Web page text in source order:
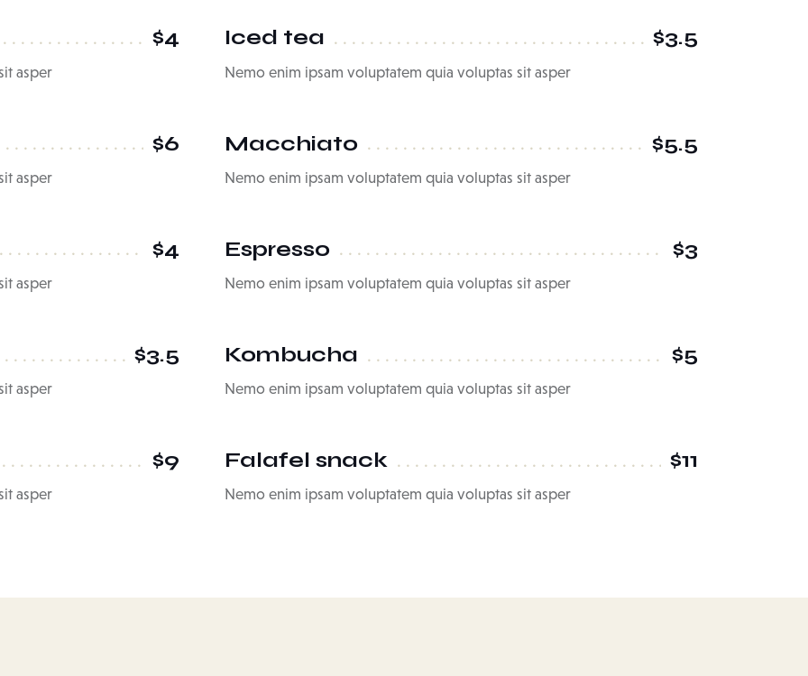
$4
asper
Iced tea $3.5
Nemo enim ipsam voluptatem quia voluptas sit asper
$6
asper
Macchiato $5.5
Nemo enim ipsam voluptatem quia voluptas sit asper
$4
asper
Espresso $3
Nemo enim ipsam voluptatem quia voluptas sit asper
$3.5
asper
Kombucha $5
Nemo enim ipsam voluptatem quia voluptas sit asper
$9
asper
Falafel snack $11
Nemo enim ipsam voluptatem quia voluptas sit asper